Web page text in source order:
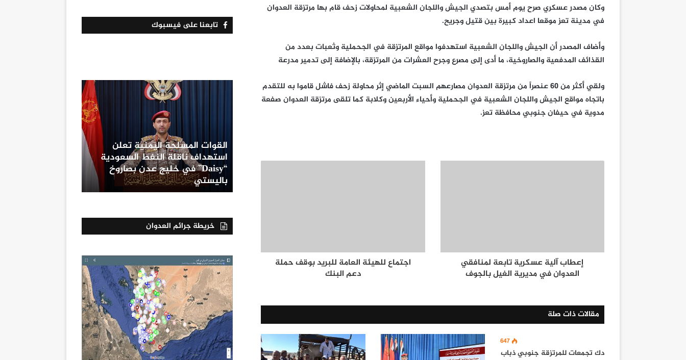
وكان مصدر عسكري صرح يوم أمس بتصدي الجيش واللجان الشعبية لمحاولات زحف قام بها مرتزقة العدوان
في مدينة تعز موقعا اعداد كبيرة بين قتيل وجريح.
وأضاف المصدر أن الجيش واللجان الشعبية استهدفوا مواقع المرتزقة في الجحملية وثعبات بعدد من
القذائف المدفعية والصاروخية، ما أدى إلى مصرع وجرح العشرات من المرتزقة، بالإضافة إلى تدمير مدرعة
ولقي أكثر من 60 عنصراً من مرتزقة العدوان مصارعهم السبت الماضي إثر محاولة زحف فاشل قاموا به للتقدم
باتجاه مواقع الجيش واللجان الشعبية في الجحملية وأحياء الأربعين وكلابة كما تلقى مرتزقة العدوان صفعة
مدوية في حيفان جنوبي محافظة تعز.
إعطاب آلية عسكرية تابعة لمنافقي
العدوان في مديرية الغيل بالجوف
اجتماع للهيئة العامة للبريد بوقف حملة
دعم البنك
مقالات ذات صلة
647
‏دك تجمعات للمرتزقة جنوبي ذباب
تابعنا على فيسبوك
القوات المسلحة اليمنية تعلن
استهداف ناقلة النفط السعودية
“Daisy” في خليج عدن بصاروخ
باليستي
خريطة جرائم العدوان